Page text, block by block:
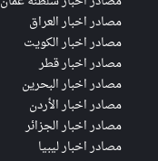
مصادر اخبار العراق
مصادر اخبار الكويت
مصادر اخبار قطر
مصادر اخبار البحرين
مصادر اخبار الأردن
مصادر اخبار الجزائر
مصادر اخبار ليبيا